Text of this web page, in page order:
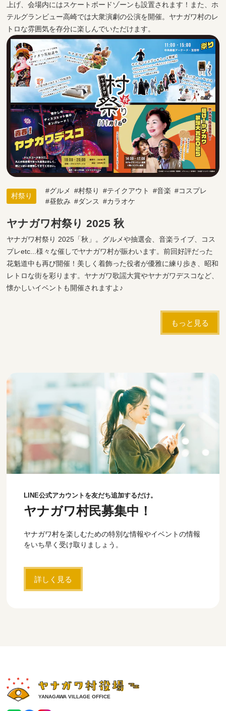
上げ、会場内にはスケートボードゾーンも設置されます！また、ホ
テルグランビュー高崎では大衆演劇の公演を開催。ヤナガワ村のレ
トロな雰囲気を存分に楽しんでいただけます。
村祭り
グルメ 村祭り テイクアウト 音楽
コスプレ
昼飲み
ダンス カラオケ
ヤナガワ村祭り 2025 秋
ヤナガワ村祭り 2025「秋」。グルメや抽選会、音楽ライブ、コス
プレetc...様々な催しでヤナガワ村が賑わいます。前回好評だった
花魁道中も再び開催！美しく着飾った役者が優雅に練り歩き、昭和
レトロな街を彩ります。ヤナガワ歌謡大賞やヤナガワデスコなど、
懐かしいイベントも開催されますよ♪
もっと見る
LINE公式アカウントを友だち追加するだけ。
ヤナガワ村民募集中！
ヤナガワ村を楽しむための特別な情報やイベントの情報
をいち早く受け取りましょう。
詳しく見る
YANAGAWA VILLAGE OFFICE